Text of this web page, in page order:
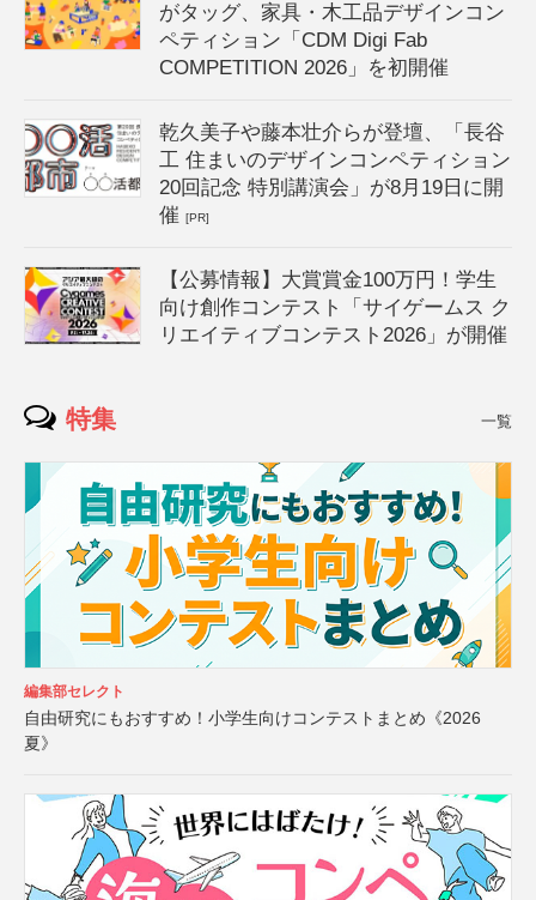
がタッグ、家具・木工品デザインコン
ペティション「CDM Digi Fab
COMPETITION 2026」を初開催
乾久美子や藤本壮介らが登壇、「長谷
工 住まいのデザインコンペティション
20回記念 特別講演会」が8月19日に開
催[PR]
【公募情報】大賞賞金100万円！学生
向け創作コンテスト「サイゲームス ク
リエイティブコンテスト2026」が開催
特集 一覧
編集部セレクト
自由研究にもおすすめ！小学生向けコンテストまとめ《2026
夏》